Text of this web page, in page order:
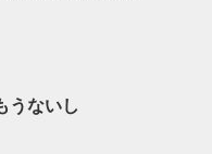
うないし